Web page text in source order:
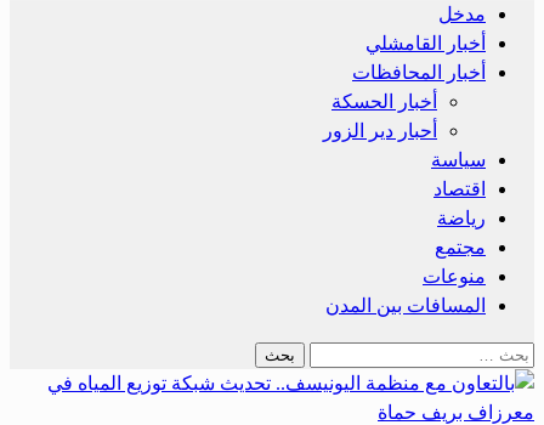
مدخل
أخبار القامشلي
أخبار المحافظات
أخبار الحسكة
أحبار دير الزور
سياسة
اقتصاد
رياضة
مجتمع
منوعات
المسافات بين المدن
البحث
عن: